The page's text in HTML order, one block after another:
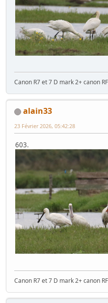
Canon R7 et 7 D mark 2+ canon
alain33
23 Février 2026, 05:42:28
603.
Canon R7 et 7 D mark 2+ canon